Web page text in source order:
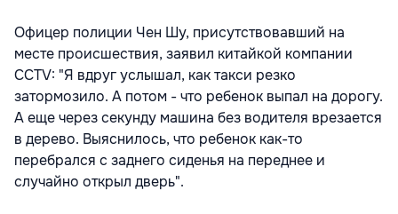
Офицер полиции Чен Шу, присутствовавший на
месте происшествия, заявил китайкой компании
CCTV: "Я вдруг услышал, как такси резко
затормозило. А потом - что ребенок выпал на дорогу.
А еще через секунду машина без водителя врезается
в дерево. Выяснилось, что ребенок как-то
перебрался с заднего сиденья на переднее и
случайно открыл дверь".